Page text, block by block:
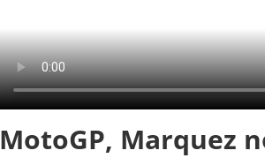
MotoGP, Marquez